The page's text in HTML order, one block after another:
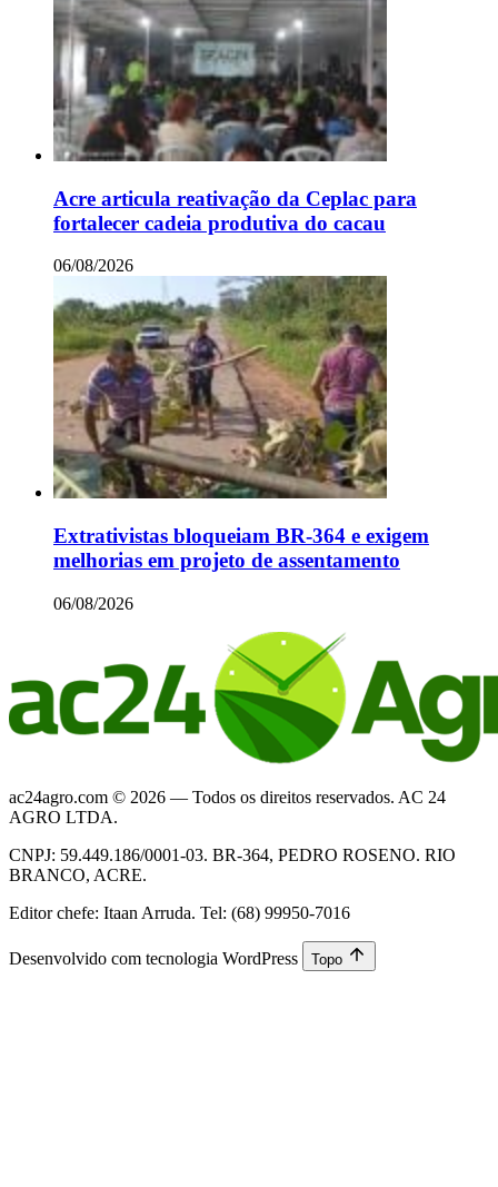
Acre articula reativação da Ceplac para
fortalecer cadeia produtiva do cacau
06/08/2026
Extrativistas bloqueiam BR-364 e exigem
melhorias em projeto de assentamento
06/08/2026
ac24agro.com © 2026 — Todos os direitos reservados. AC 24
AGRO LTDA.
CNPJ: 59.449.186/0001-03. BR-364, PEDRO ROSENO. RIO
BRANCO, ACRE.
Editor chefe: Itaan Arruda. Tel: (68) 99950-7016
Desenvolvido com tecnologia WordPress Topo